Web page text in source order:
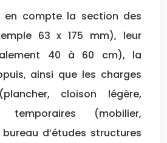
en compte la section des
63 x 175 mm), leur
40 à 60 cm), la
ainsi que les charges
cloison légère,
(mobilier,
d’études structures